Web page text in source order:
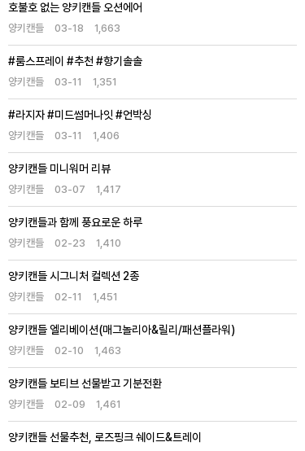
호불호 없는 양키캔들 오션에어
양키캔들 03-18 1,663
#룸스프레이 #추천 #향기솔솔
양키캔들 03-11 1,351
#라지자 #미드썸머나잇 #언박싱
양키캔들 03-11 1,406
양키캔들 미니워머 리뷰
양키캔들 03-07 1,417
양키캔들과 함께 풍요로운 하루
양키캔들 02-23 1,410
양키캔들 시그니처 컬렉션 2종
양키캔들 02-11 1,451
양키캔들 엘리베이션(매그놀리아&릴리/패션플라워)
양키캔들 02-10 1,463
양키캔들 보티브 선물받고 기분전환
양키캔들 02-09 1,461
양키캔들 선물추천, 로즈핑크 쉐이드&트레이